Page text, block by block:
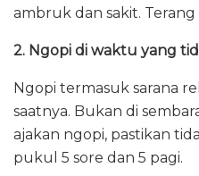
ambruk dan sakit. Terang
2. Ngopi di waktu yang
Ngopi termasuk sarana
saatnya. Bukan di
ajakan ngopi, pastikan
pukul 5 sore dan 5 pagi.